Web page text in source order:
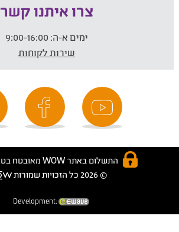
צרו איתנו קשר
ימים א-ה:
שירות לקוחות
התשלום באתר WOW מאובטח בטכנולוגית SSL
© 2026 כל הזכויות שמורות
Development: